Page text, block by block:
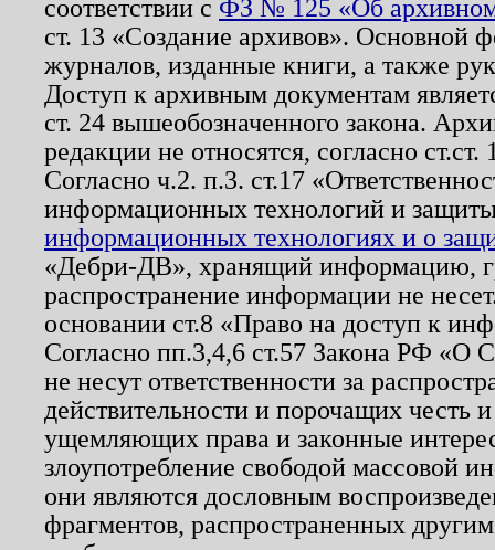
соответствии с ФЗ № 125 «Об
ст. 13 «Создание архивов». Основной
журналов, изданные книги, а также
Доступ к архивным документам
ст. 24 вышеобозначенного закона.
редакции не относятся, согласно
Согласно ч.2. п.3. ст.17
информационных технологий и
информационных технологиях и о
«Дебри-ДВ», хранящий информацию,
распространение информации не
основании ст.8 «Право на доступ к
Согласно пп.3,4,6 ст.57 Закона РФ «О
не несут ответственности за
действительности и порочащих честь
ущемляющих права и законные
злоупотребление свободой массовой
они являются дословным
фрагментов, распространенных